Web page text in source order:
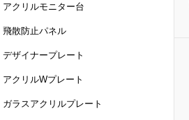
アクリルモニター台
飛散防止パネル
デザイナープレート
アクリルWプレート
ガラスアクリルプレート